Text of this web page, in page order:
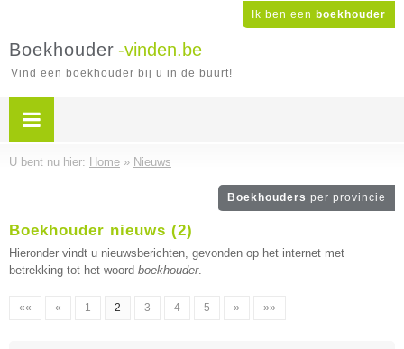
Ik ben een boekhouder
Boekhouder -vinden.be
Vind een boekhouder bij u in de buurt!
U bent nu hier: Home » Nieuws
Boekhouders per provincie
Boekhouder nieuws (2)
Hieronder vindt u nieuwsberichten, gevonden op het internet met
betrekking tot het woord boekhouder.
«« « 1 2 3 4 5 » »»